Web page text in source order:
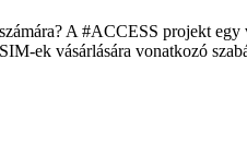
A #ACCESS projekt
ek vásárlására vonatkozó